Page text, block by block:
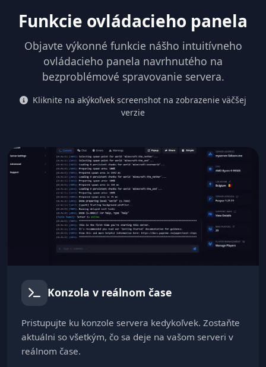
Funkcie ovládacieho panela
Objavte výkonné funkcie nášho intuitívneho
ovládacieho panela navrhnutého na
bezproblémové spravovanie servera.
Kliknite na akýkoľvek screenshot na zobrazenie väčšej
verzie
Konzola v reálnom čase
Pristupujte ku konzole servera kedykoľvek. Zostaňte
aktuálni so všetkým, čo sa deje na vašom serveri v
reálnom čase.